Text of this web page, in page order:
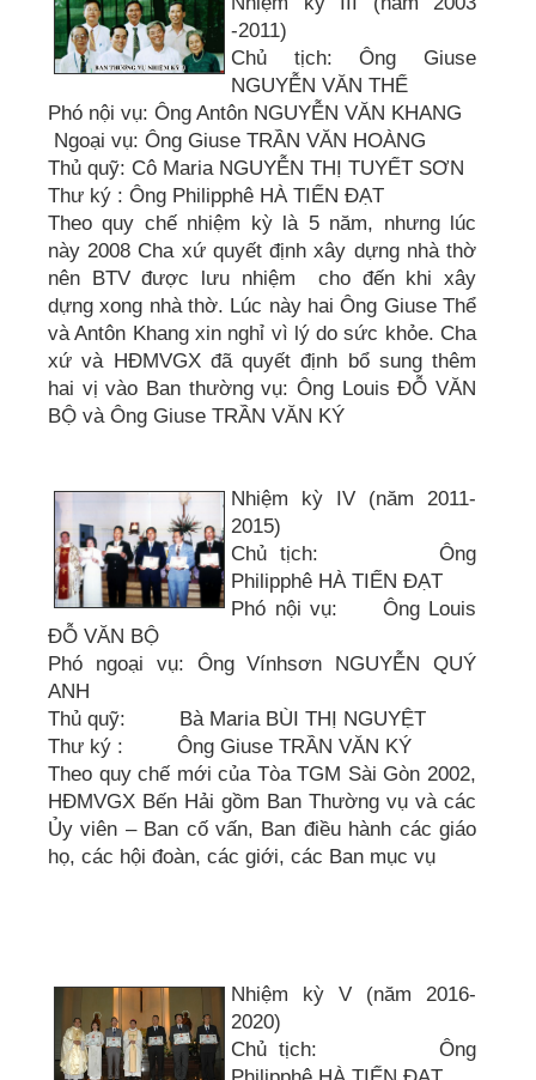
-2011)
Chủ tịch: Ông Giuse
NGUYỄN VĂN THỂ
Phó nội vụ: Ông Antôn NGUYỄN VĂN KHANG
Ngoại vụ: Ông Giuse TRẦN VĂN HOÀNG
Thủ quỹ: Cô Maria NGUYỄN THỊ TUYẾT SƠN
Thư ký : Ông Philipphê HÀ TIẾN ĐẠT
Theo quy chế nhiệm kỳ là 5 năm, nhưng lúc
này 2008 Cha xứ quyết định xây dựng nhà thờ
nên BTV được lưu nhiệm cho đến khi xây
dựng xong nhà thờ. Lúc này hai Ông Giuse Thể
và Antôn Khang xin nghỉ vì lý do sức khỏe. Cha
xứ và HĐMVGX đã quyết định bổ sung thêm
hai vị vào Ban thường vụ: Ông Louis ĐỖ VĂN
BỘ và Ông Giuse TRẦN VĂN KÝ
Nhiệm kỳ IV (năm 2011-
2015)
Chủ tịch: Ông
Philipphê HÀ TIẾN ĐẠT
Phó nội vụ: Ông Louis
ĐỖ VĂN BỘ
Phó ngoại vụ: Ông Vínhsơn NGUYỄN QUÝ
ANH
Thủ quỹ: Bà Maria BÙI THỊ NGUYỆT
Thư ký : Ông Giuse TRẦN VĂN KÝ
Theo quy chế mới của Tòa TGM Sài Gòn 2002,
HĐMVGX Bến Hải gồm Ban Thường vụ và các
Ủy viên – Ban cố vấn, Ban điều hành các giáo
họ, các hội đoàn, các giới, các Ban mục vụ
Nhiệm kỳ V (năm 2016-
2020)
Chủ tịch: Ông